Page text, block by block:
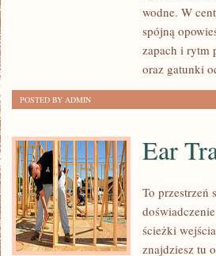
wodne. W
spójną
zapach i rytm
oraz gatunki
POSTED BY ADMIN
Ear
To przestrzeń
ścieżki
znajdziesz tu